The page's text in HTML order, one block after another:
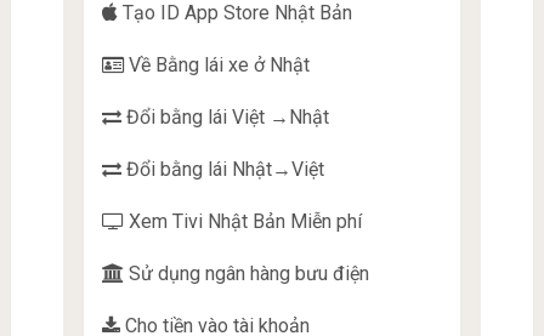
Tạo ID App Store Nhật Bản
Về Bằng lái xe ở Nhật
Đổi bằng lái Việt →Nhật
Đổi bằng lái Nhật→Việt
Xem Tivi Nhật Bản Miễn phí
Sử dụng ngân hàng bưu điện
Cho tiền vào tài khoản